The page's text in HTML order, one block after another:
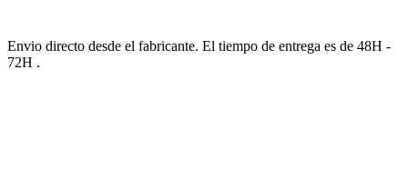
Envio directo desde el fabricante. El tiempo de entrega es de 48H -
72H .